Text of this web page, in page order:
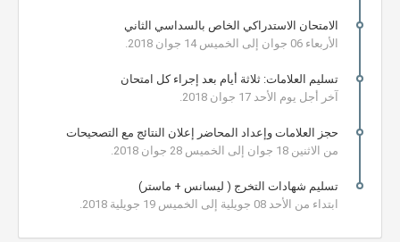
الامتحان الاستدراكي الخاص بالسداسي الثاني
الأربعاء 06 جوان إلى الخميس 14 جوان 2018.
تسليم العلامات: ثلاثة أيام بعد إجراء كل امتحان
آخر أجل يوم الأحد 17 جوان 2018.
حجز العلامات وإعداد المحاضر إعلان النتائج مع التصحيحات
من الاثنين 18 جوان إلى الخميس 28 جوان 2018.
تسليم شهادات التخرج ( ليسانس + ماستر)
ابتداء من الأحد 08 جويلية إلى الخميس 19 جويلية 2018.